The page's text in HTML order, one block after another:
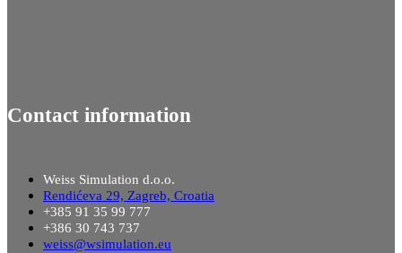
Contact information
Weiss Simulation d.o.o.
Rendićeva 29, Zagreb, Croatia
+385 91 35 99 777
+386 30 743 737
weiss@wsimulation.eu